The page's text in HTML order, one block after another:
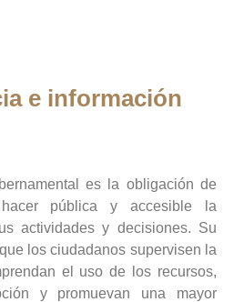
e información
es la obligación de
pública y accesible la
actividades y decisiones. Su
los ciudadanos supervisen la
el uso de los recursos,
y promuevan una mayor